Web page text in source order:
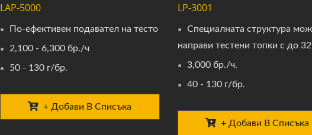
LAP-5000
По-ефективен подавател на тесто
2,100 - 6,300 бр./ч
50 - 130 г/бр.
+ Добави В Списъка
LP-3001
Специалната структура
направи тестени топки с до
3,000 бр./ч.
40 - 130 г/бр.
+ Добави В Списъка